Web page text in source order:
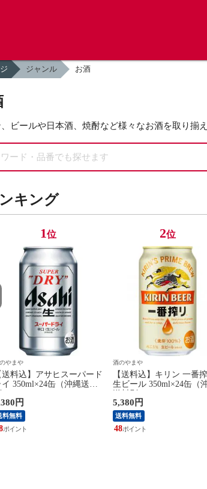
ジャンル お酒
ビールや日本酒、焼酎など様々なお酒を取り揃
キング
1位
やまや
送料込】アサヒスーパード
イ 350ml×24缶（沖縄送料
円
料無料
2位
酒のやまや
【送料込】キリン 一番
生ビール 350ml×24缶（
5,380円
送料無料
48